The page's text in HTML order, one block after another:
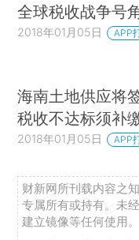
全球税收战争号
2018年01月05日 APP
海南土地供应将
税收不达标须补
2018年01月05日 APP
财新网所刊载内容之
专属所有或持有。未
建立镜像等任何使用。